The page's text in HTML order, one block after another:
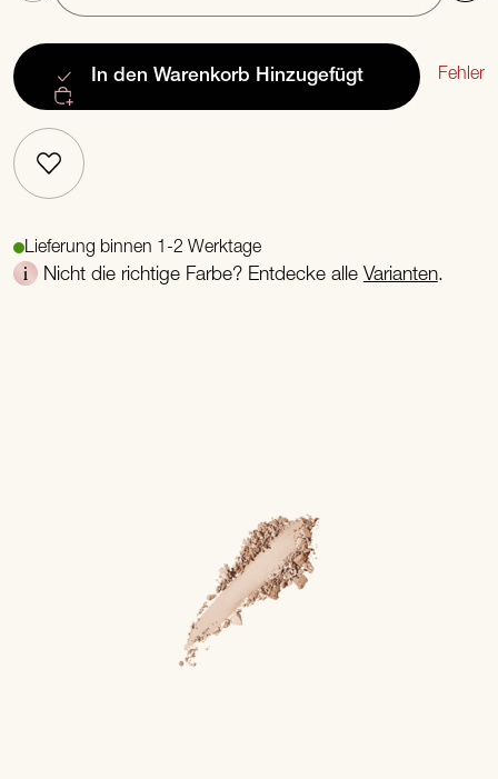
In den Warenkorb Hinzugefügt Fehler
Lieferung binnen 1-2 Werktage
Nicht die richtige Farbe? Entdecke alle Varianten.